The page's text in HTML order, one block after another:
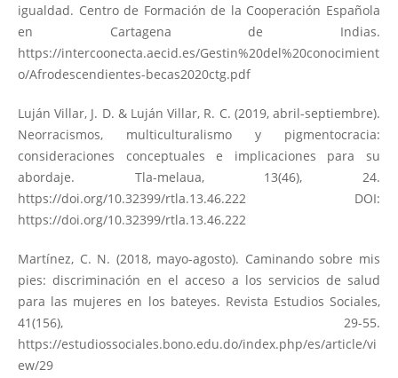
igualdad. Centro de Formación de la Cooperación Española
en Cartagena de Indias.
https://intercoonecta.aecid.es/Gestin%20del%20conocimient
o/Afrodescendientes-becas2020ctg.pdf
Luján Villar, J. D. & Luján Villar, R. C. (2019, abril-septiembre).
Neorracismos, multiculturalismo y pigmentocracia:
consideraciones conceptuales e implicaciones para su
abordaje. Tla-melaua, 13(46), 24.
https://doi.org/10.32399/rtla.13.46.222DOI:
https://doi.org/10.32399/rtla.13.46.222
Martínez, C. N. (2018, mayo-agosto). Caminando sobre mis
pies: discriminación en el acceso a los servicios de salud
para las mujeres en los bateyes. Revista Estudios Sociales,
41(156), 29-55.
https://estudiossociales.bono.edu.do/index.php/es/article/vi
ew/29